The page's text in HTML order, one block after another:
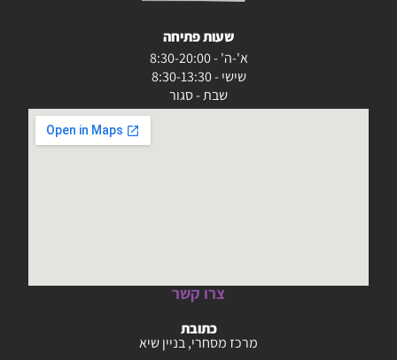
שעות פתיחה
א'-ה' - 8:30-20:00
שישי - 8:30-13:30
שבת - סגור
צרו קשר
כתובת
מרכז מסחרי, בניין שיא